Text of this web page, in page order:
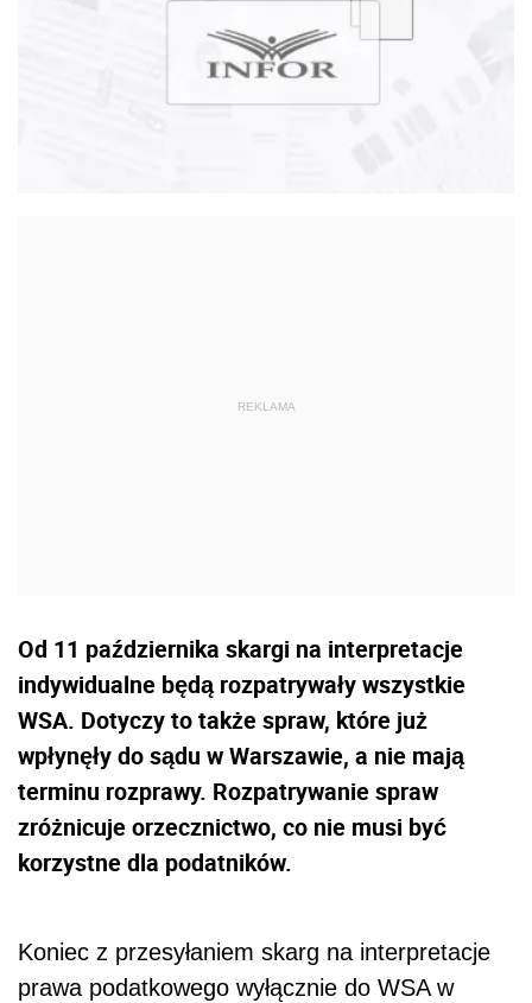
Od 11 października skargi na interpretacje
indywidualne będą rozpatrywały wszystkie
WSA. Dotyczy to także spraw, które już
wpłynęły do sądu w Warszawie, a nie mają
terminu rozprawy. Rozpatrywanie spraw
zróżnicuje orzecznictwo, co nie musi być
korzystne dla podatników.
Koniec z przesyłaniem skarg na interpretacje
prawa podatkowego wyłącznie do WSA w